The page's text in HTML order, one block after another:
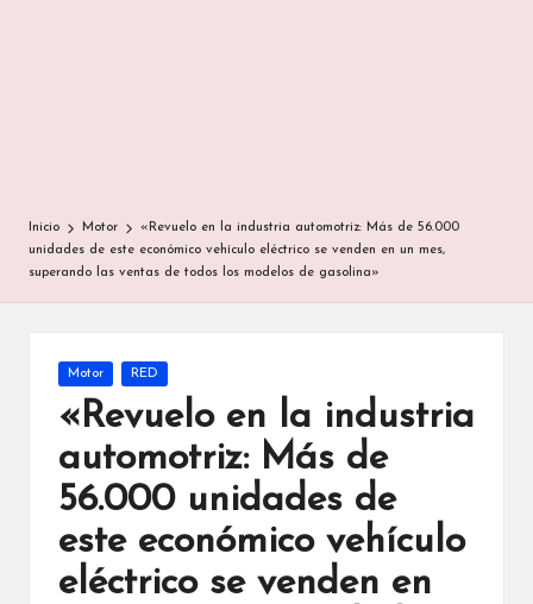
Inicio Motor
«Revuelo en la industria automotriz: Más de 56.000
unidades de este económico vehículo eléctrico se venden en un mes,
superando las ventas de todos los modelos de gasolina»
Publicada
Motor RED
«Revuelo en la industria
automotriz: Más de
56.000 unidades de
este económico vehículo
eléctrico se venden en